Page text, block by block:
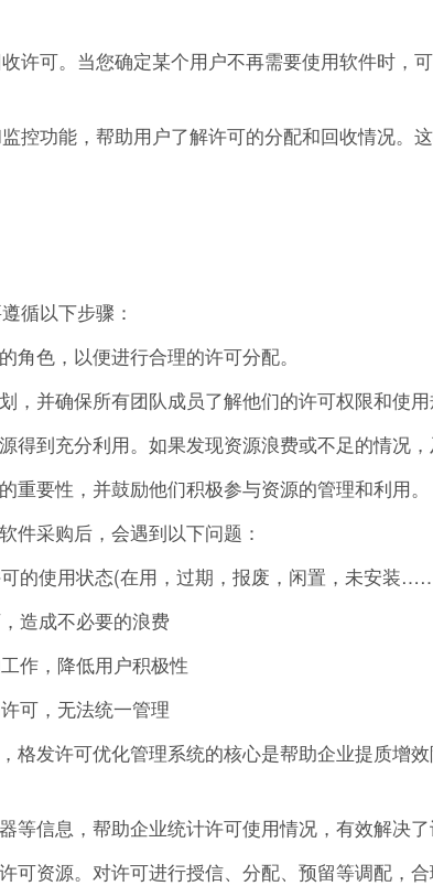
许可。当您确定某个用户不再需要使用软件时，
控功能，帮助用户了解许可的分配和回收情况。
循以下步骤：
色，以便进行合理的许可分配。
并确保所有团队成员了解他们的许可权限和使用
到充分利用。如果发现资源浪费或不足的情况，
要性，并鼓励他们积极参与资源的管理和利用。
件采购后，会遇到以下问题：
的使用状态(在用，过期，报废，闲置，未安装
造成不必要的浪费
作，降低用户积极性
可，无法统一管理
格发许可优化管理系统的核心是帮助企业提质增
等信息，帮助企业统计许可使用情况，有效解决
可资源。对许可进行授信、分配、预留等调配，